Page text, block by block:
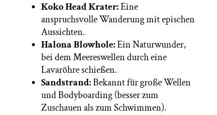
Koko Head Krater:Eine
anspruchsvolle Wanderung mit epischen
Aussichten.
Halona Blowhole:Ein Naturwunder,
bei dem Meereswellen durch eine
Lavaröhre schießen.
Sandstrand:Bekannt für große Wellen
und Bodyboarding (besser zum
Zuschauen als zum Schwimmen).